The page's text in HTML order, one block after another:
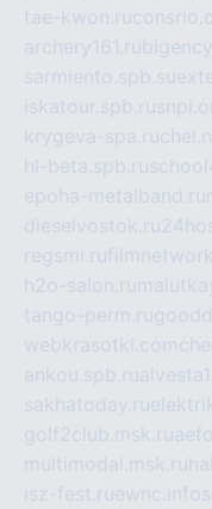
tae-kwon.ru
archery161.ru
sarmiento.spb.su
iskatour.spb.ru
krygeva-spa.ru
hl-beta.spb.ru
epoha-metalband.ru
dieselvostok.ru
regsmi.ru
h2o-salon.ru
tango-perm.ru
webkrasotki.com
ankou.spb.ru
sakhatoday.ru
golf2club.msk.ru
multimodal.msk.ru
isz-fest.ruewnc.info